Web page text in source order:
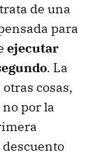
de una
para
ejecutar
. La
cosas,
por la